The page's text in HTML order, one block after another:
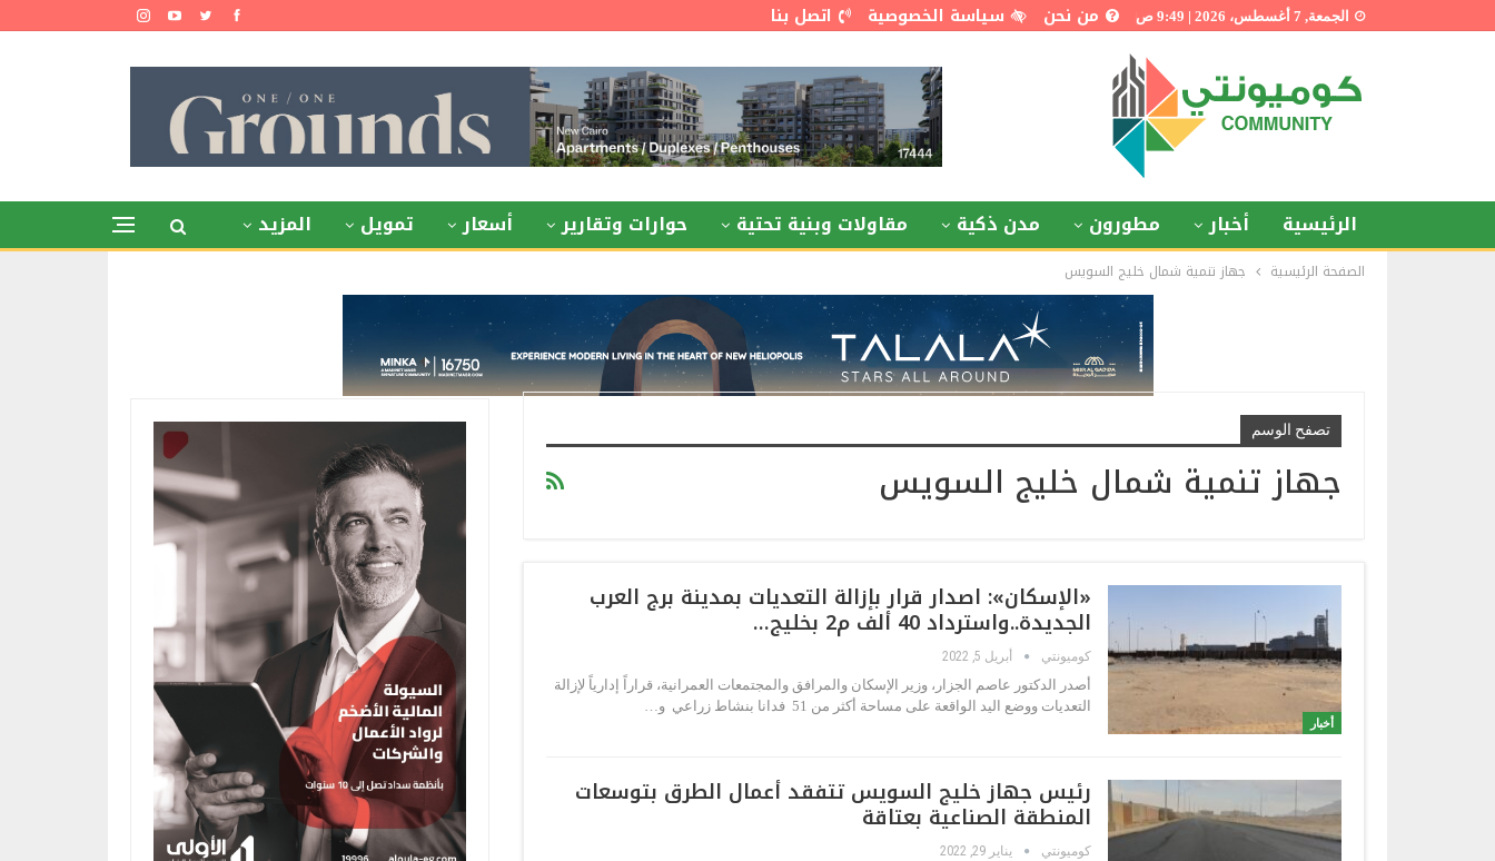
الجمعة, 7 أغسطس، 2026 | 9:49 ص من نحن سياسة الخصوصية اتصل بنا
الرئيسية أخبار مطورون مدن ذكية مقاولات وبنية تحتية حوارات وتقارير أسعار تمويل المزيد
الصفحة الرئيسية جهاز تنمية شمال خليج السويس
تصفح الوسم
جهاز تنمية شمال خليج السويس
أخبار
«الإسكان»: اصدار قرار بإزالة التعديات بمدينة برج العرب
الجديدة..واسترداد 40 ألف م2 بخليج…
كوميونتي أبريل 5, 2022
أصدر الدكتور عاصم الجزار، وزير الإسكان والمرافق والمجتمعات العمرانية، قراراً إدارياً لإزالة
التعديات ووضع اليد الواقعة على مساحة أكثر من 51 فدانا بنشاط زراعي و…
رئيس جهاز خليج السويس تتفقد أعمال الطرق بتوسعات
المنطقة الصناعية بعتاقة
كوميونتي يناير 29, 2022